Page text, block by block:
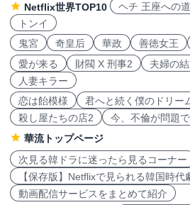
Netflix世界TOP10
ヘチ 王座への道
トンイ
鬼宮
奇皇后 華政 善徳女王
愛が来る
財閥 X 刑事2 夫婦の
人妻キラー
恋は飴模様
君へと続く僕のドリー
殺し屋たちの店2
今、不倫が問題
華流トップページ
次見る韓ドラに迷ったら見るコーナー
【保存版】Netflixで見られる韓国時代
動画配信サービスをまとめて紹介